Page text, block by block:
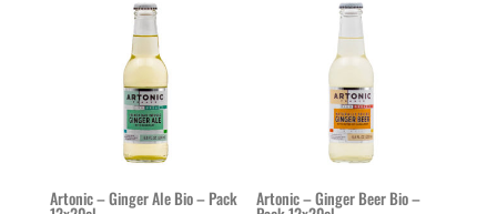
Artonic – Ginger Ale Bio – Pack Artonic – Ginger Beer Bio –